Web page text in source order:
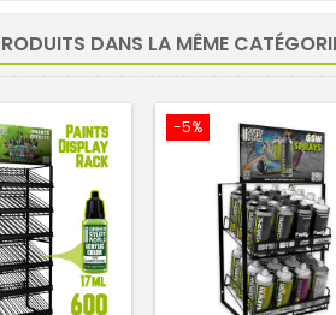
DANS LA MÊME
-5%